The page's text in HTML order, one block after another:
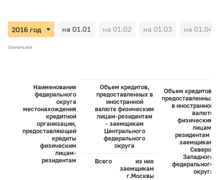
на 01.01 на 01.02 на 01.03 на 01.04
Скачать все
Наименование
федерального
округа
местонахождения
кредитной
организации,
предоставляющей
кредиты
физическим
лицам-
резидентам
Объем кредитов,
предоставленных в
иностранной
валюте физическим
лицам-резидентам
- заемщикам
Центрального
федерального
округа
Объем кредитов,
предоставленных
в иностранной
валюте
физическим
лицам-
резидентам -
заемщикам
Северо-
Западного
федерального
округа
Всего
из них
заемщикам
г.Москвы